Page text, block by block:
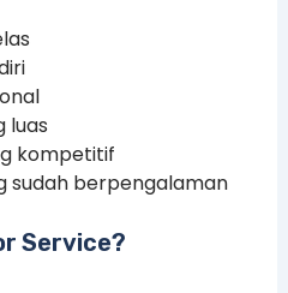
luas
kompetitif
sudah berpengalaman
Service?